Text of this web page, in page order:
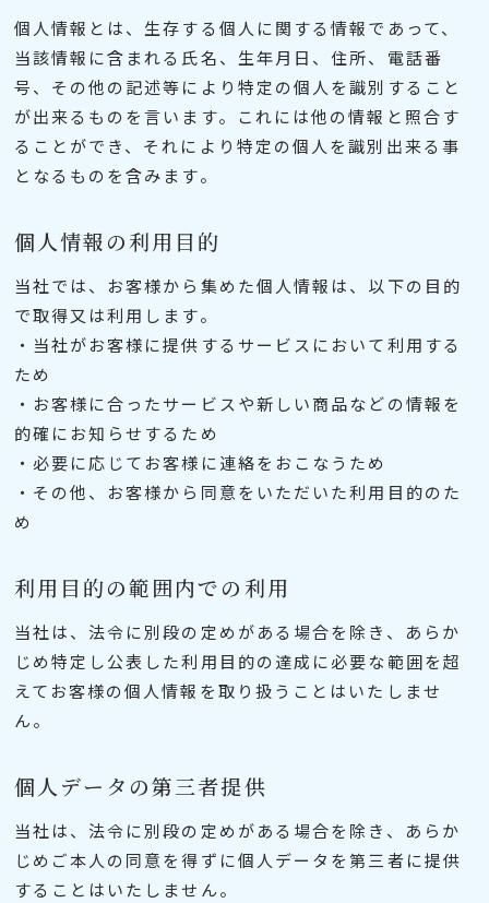
個人情報とは、生存する個人に関する情報であって、
当該情報に含まれる氏名、生年月日、住所、電話番
号、その他の記述等により特定の個人を識別すること
が出来るものを言います。これには他の情報と照合す
ることができ、それにより特定の個人を識別出来る事
となるものを含みます。
個人情報の利用目的
当社では、お客様から集めた個人情報は、以下の目的
で取得又は利用します。
・当社がお客様に提供するサービスにおいて利用する
ため
・お客様に合ったサービスや新しい商品などの情報を
的確にお知らせするため
・必要に応じてお客様に連絡をおこなうため
・その他、お客様から同意をいただいた利用目的のた
め
利用目的の範囲内での利用
当社は、法令に別段の定めがある場合を除き、あらか
じめ特定し公表した利用目的の達成に必要な範囲を超
えてお客様の個人情報を取り扱うことはいたしませ
ん。
個人データの第三者提供
当社は、法令に別段の定めがある場合を除き、あらか
じめご本人の同意を得ずに個人データを第三者に提供
することはいたしません。